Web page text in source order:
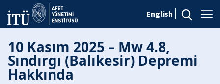
English
10 Kasım 2025 – Mw 4.8,
Sındırgı (Balıkesir) Depremi
Hakkında